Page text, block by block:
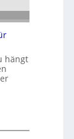
hängt